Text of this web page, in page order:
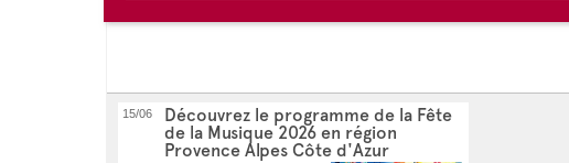
15/06
Découvrez le programme de la Fête
de la Musique 2026 en région
Provence Alpes Côte d'Azur